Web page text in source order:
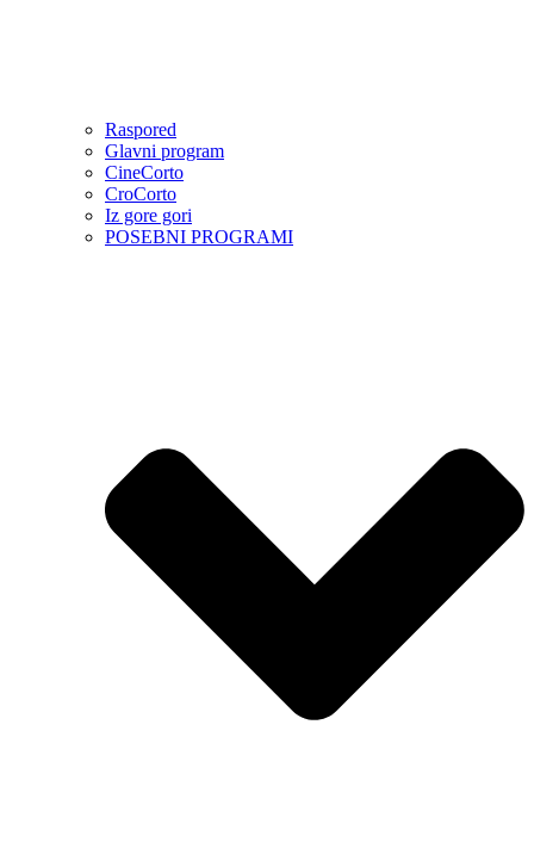
Raspored
Glavni program
CineCorto
CroCorto
Iz gore gori
POSEBNI PROGRAMI